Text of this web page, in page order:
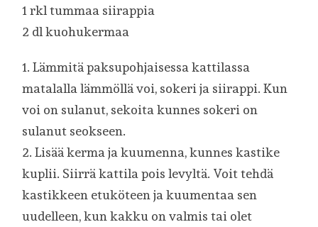
1 rkl tummaa siirappia
2 dl kuohukermaa
1. Lämmitä paksupohjaisessa kattilassa
matalalla lämmöllä voi, sokeri ja siirappi. Kun
voi on sulanut, sekoita kunnes sokeri on
sulanut seokseen.
2. Lisää kerma ja kuumenna, kunnes kastike
kuplii. Siirrä kattila pois levyltä. Voit tehdä
kastikkeen etuköteen ja kuumentaa sen
uudelleen, kun kakku on valmis tai olet